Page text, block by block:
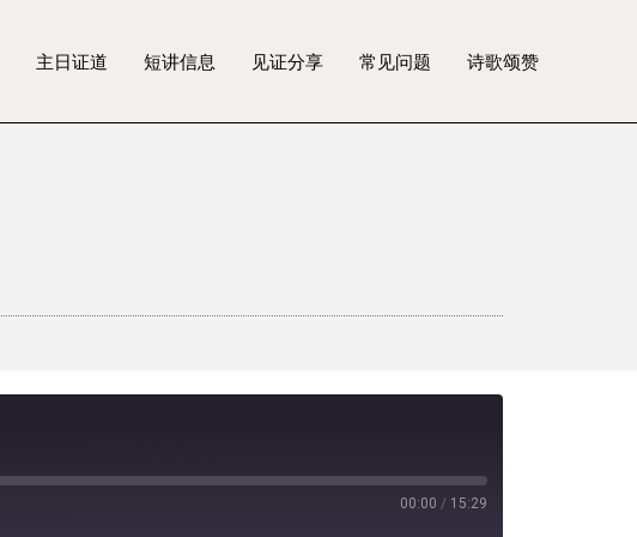
主日证道 短讲信息 见证分享 常见问题 诗歌颂赞
00:00 / 15:29